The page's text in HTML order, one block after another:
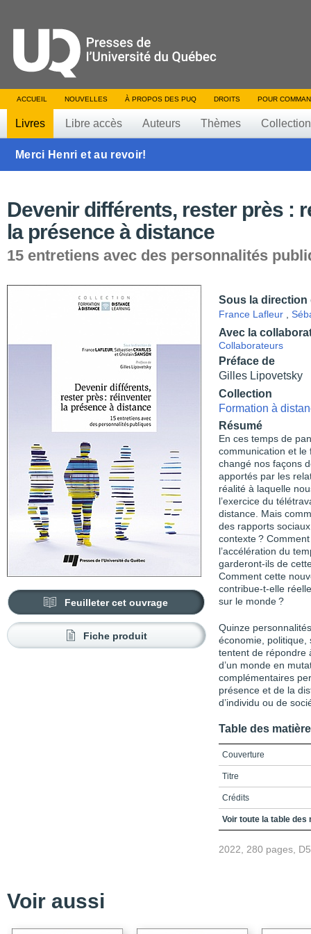
ACCUEIL NOUVELLES À PROPOS DES PUQ DROITS POUR
Livres Libre accès Auteurs Thèmes
Merci Henri et au revoir!
Devenir différents, rester près :
la présence à distance
15 entretiens avec des personnalités
Feuilleter cet ouvrage
Fiche produit
Sous la direction
France Lafleur
Avec la
Collaborateurs
Préface de
Gilles Lipovetsky
Collection
Formation à
Résumé
En ces temps de
communication et le
changé nos façons
apportés par les
réalité à laquelle
l’exercice du
distance. Mais
des rapports
contexte ?
l’accélération du
garderont-ils de
Comment cette
contribue-t-elle
sur le monde ?
Quinze
économie, politique,
tentent de répondre
d’un monde en
complémentaires
présence et de la
d’individu ou de
Table des
Couverture
Titre
Crédits
Préface
PARTIE A / Penser la
Voir toute la table des
2022, 280 pages,
Voir aussi